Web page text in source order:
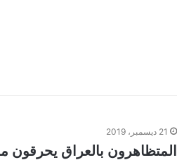
21 ديسمبر، 2019
المتظاهرون بالعراق يحرقون